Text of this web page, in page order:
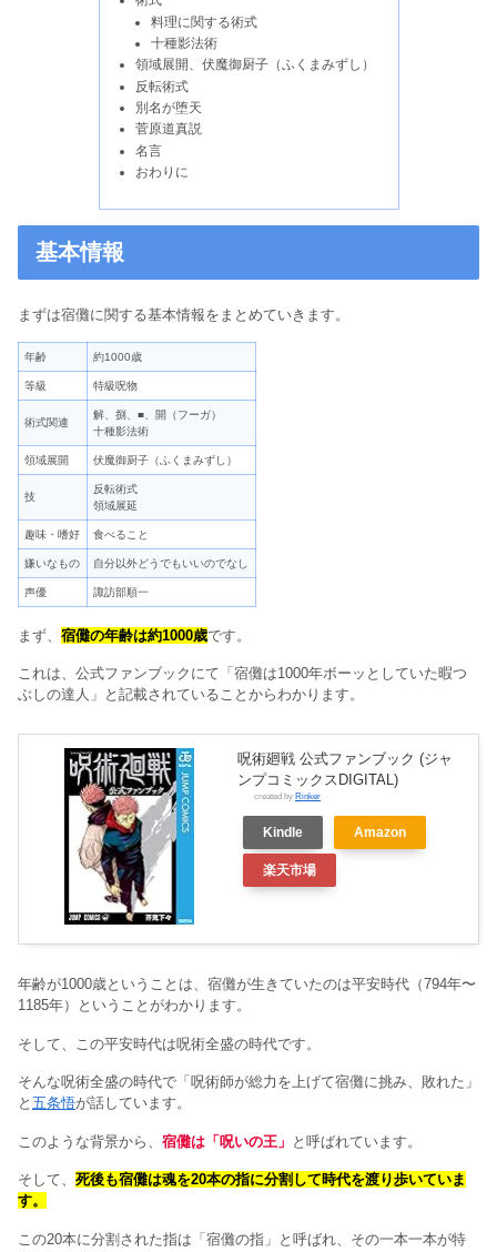
料理に関する術式
十種影法術
領域展開、伏魔御厨子（ふくまみずし）
反転術式
別名が堕天
菅原道真説
名言
おわりに
基本情報
まずは宿儺に関する基本情報をまとめていきます。
年齢 約1000歳
等級 特級呪物
術式関連
解、捌、■、開（フーガ）
十種影法術
領域展開 伏魔御厨子（ふくまみずし）
技
反転術式
領域展延
趣味・嗜好 食べること
嫌いなもの 自分以外どうでもいいのでなし
声優 諏訪部順一
まず、 宿儺の年齢は約1000歳です。
これは、公式ファンブックにて「宿儺は1000年ボーッとしていた暇つ
ぶしの達人」と記載されていることからわかります。
呪術廻戦 公式ファンブック (ジャ
ンプコミックスDIGITAL)
created by Rinker
Kindle Amazon
楽天市場
年齢が1000歳ということは、宿儺が生きていたのは平安時代（794年〜
1185年）ということがわかります。
そして、この平安時代は呪術全盛の時代です。
そんな呪術全盛の時代で「呪術師が総力を上げて宿儺に挑み、敗れた」
と 五条悟が話しています。
このような背景から、 宿儺は「呪いの王」 と呼ばれています。
そして、 死後も宿儺は魂を20本の指に分割して時代を渡り歩いていま
す。
この20本に分割された指は「宿儺の指」と呼ばれ、その一本一本が特